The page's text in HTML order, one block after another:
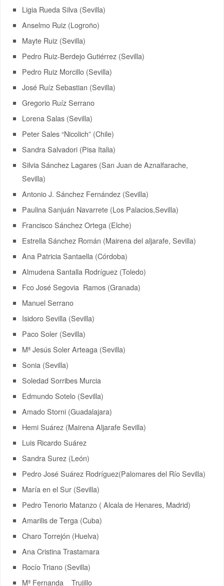
Ligia Rueda Silva (Sevilla)
Anselmo Ruiz (Logroño)
Mayte Ruiz (Sevilla)
Pedro Ruiz-Berdejo Gutiérrez (Sevilla)
Pedro Ruiz Morcillo (Sevilla)
José Ruíz Sebastian (Sevilla)
Gregorio Ruíz Serrano
Lorena Salas (Sevilla)
Peter Sales “Nicolich” (Chile)
Sandra Salvadori (Pisa Italia)
Silvia Sánchez Lagares (San Juan de Aznalfarache,
Sevilla)
Antonio J. Sánchez Fernández (Sevilla)
Paulina Sanjuán Navarrete (Los Palacios,Sevilla)
Francisco Sánchez Ortega (Elche)
Estrella Sánchez Román (Mairena del aljarafe, Sevilla)
Ana Patricia Santaella (Córdoba)
Almudena Santalla Rodríguez (Toledo)
Fco José Segovia Ramos (Granada)
Manuel Serrano
Isidoro Sevilla (Sevilla)
Paco Soler (Sevilla)
Mª Jesús Soler Arteaga (Sevilla)
Sonia (Sevilla)
Soledad Sorribes Murcia
Edmundo Sotelo (Sevilla)
Amado Storni (Guadalajara)
Hemi Suárez (Mairena Aljarafe Sevilla)
Luis Ricardo Suárez
Sandra Surez (León)
Pedro José Suárez Rodríguez(Palomares del Río Sevilla)
María en el Sur (Sevilla)
Pedro Tenorio Matanzo ( Alcala de Henares, Madrid)
Amarilis de Terga (Cuba)
Charo Torrejón (Huelva)
Ana Cristina Trastamara
Rocío Triano (Sevilla)
Mª Fernanda Trujillo